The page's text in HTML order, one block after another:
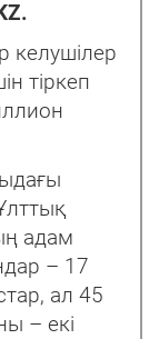
келушілер
тіркеп
адам
– 17
ал 45
– екі